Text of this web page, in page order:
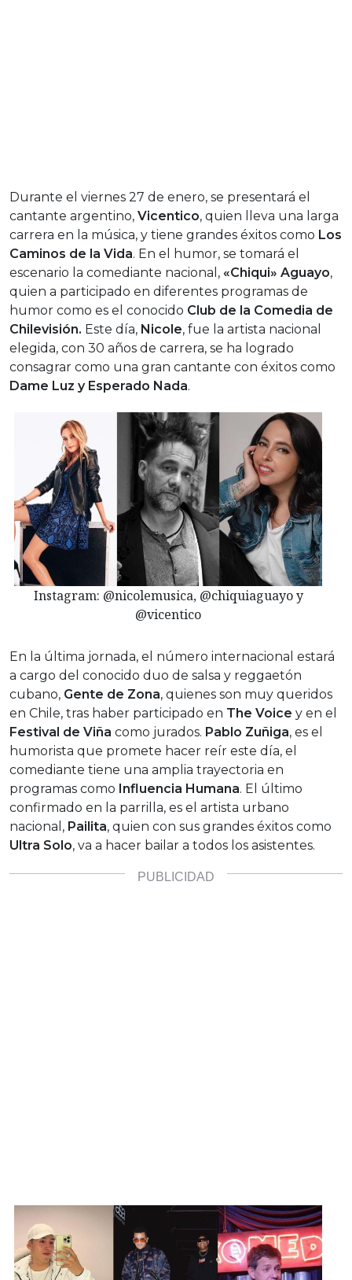
Durante el viernes 27 de enero, se presentará el
cantante argentino, Vicentico, quien lleva una larga
carrera en la música, y tiene grandes éxitos como Los
Caminos de la Vida. En el humor, se tomará el
escenario la comediante nacional, «Chiqui» Aguayo,
quien a participado en diferentes programas de
humor como es el conocido Club de la Comedia de
Chilevisión. Este día, Nicole, fue la artista nacional
elegida, con 30 años de carrera, se ha logrado
consagrar como una gran cantante con éxitos como
Dame Luz y Esperado Nada.
Instagram: @nicolemusica, @chiquiaguayo y
@vicentico
En la última jornada, el número internacional estará
a cargo del conocido duo de salsa y reggaetón
cubano, Gente de Zona, quienes son muy queridos
en Chile, tras haber participado en The Voice y en el
Festival de Viña como jurados. Pablo Zuñiga, es el
humorista que promete hacer reír este día, el
comediante tiene una amplia trayectoria en
programas como Influencia Humana. El último
confirmado en la parrilla, es el artista urbano
nacional, Pailita, quien con sus grandes éxitos como
Ultra Solo, va a hacer bailar a todos los asistentes.